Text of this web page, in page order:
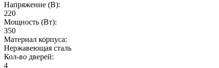
Напряжение (В):
220
Мощность (Вт):
350
Материал корпуса:
Нержавеющая сталь
Кол-во дверей:
4